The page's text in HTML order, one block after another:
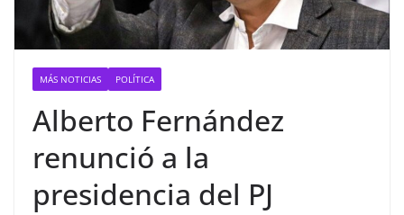
MÁS NOTICIAS POLÍTICA
Alberto Fernández
renunció a la
presidencia del PJ